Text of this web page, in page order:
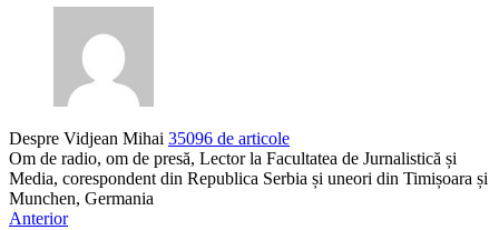
Despre Vidjean Mihai 35096 de articole
Om de radio, om de presă, Lector la Facultatea de Jurnalistică și
Media, corespondent din Republica Serbia și uneori din Timișoara și
Munchen, Germania
Anterior